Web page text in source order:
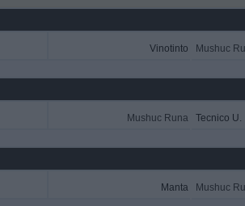
Vinotinto Mushuc
Mushuc Runa Tecnico U.
Manta Mushuc